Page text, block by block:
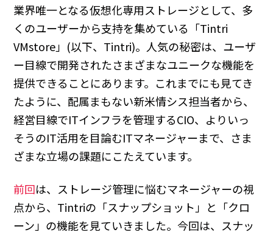
業界唯一となる仮想化専用ストレージとして、多
くのユーザーから支持を集めている「Tintri
VMstore」(以下、Tintri)。人気の秘密は、ユーザ
ー目線で開発されたさまざまなユニークな機能を
提供できることにあります。これまでにも見てき
たように、配属まもない新米情シス担当者から、
経営目線でITインフラを管理するCIO、よりいっ
そうのIT活用を目論むITマネージャーまで、さま
ざまな立場の課題にこたえています。
前回は、ストレージ管理に悩むマネージャーの視
点から、Tintriの「スナップショット」と「クロ
ーン」の機能を見ていきました。今回は、スナッ